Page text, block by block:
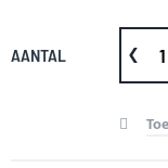
AANTAL